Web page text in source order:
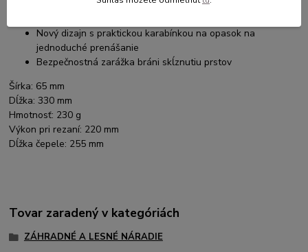
pohodlný úchop
Nový dizajn s praktickou karabínkou na opasok na
jednoduché prenášanie
Bezpečnostná zarážka bráni skĺznutiu prstov
Šírka: 65 mm
Dĺžka:330 mm
Hmotnosť: 230 g
Výkon pri rezaní: 220 mm
Dĺžka čepele: 255 mm
Tovar zaradený v kategóriách
ZÁHRADNÉ A LESNÉ NÁRADIE